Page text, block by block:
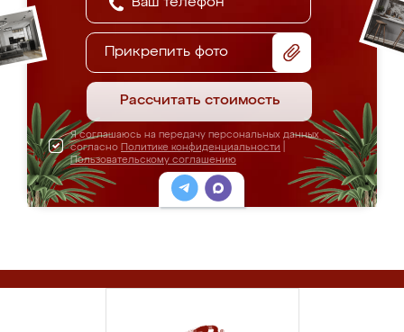
Прикрепить фото
Рассчитать стоимость
Я соглашаюсь на передачу персональных данных
согласно Политике конфиденциальности
Пользовательскому соглашению